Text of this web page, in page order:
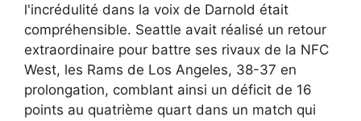
l'incrédulité dans la voix de Darnold était
compréhensible. Seattle avait réalisé un retour
extraordinaire pour battre ses rivaux de la NFC
West, les Rams de Los Angeles, 38-37 en
prolongation, comblant ainsi un déficit de 16
points au quatrième quart dans un match qui